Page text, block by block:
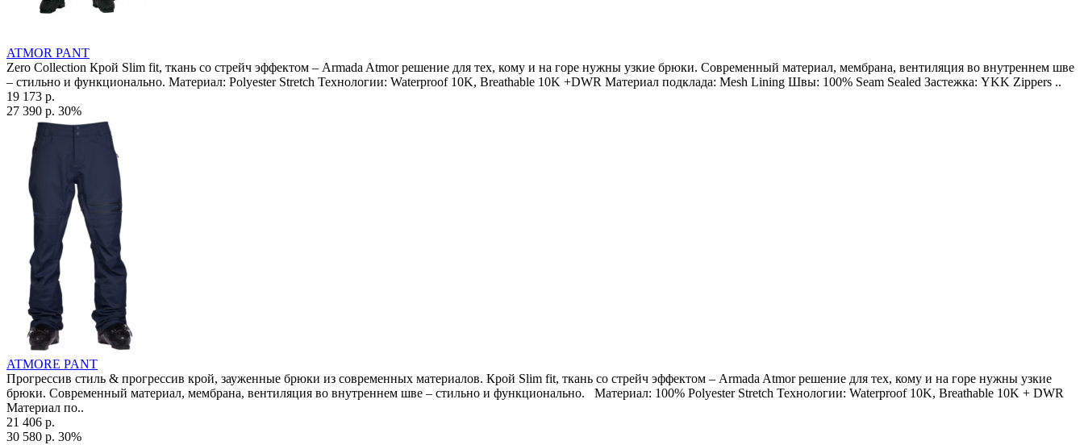
ATMOR PANT
Zero Collection Крой Slim fit, ткань со стрейч эффектом – Armada Atmor решение для тех, кому и на горе нужны узкие брюки. Современный материал, мембрана, вентиляция во внутреннем шве
– стильно и функционально. Материал: Polyester Stretch Технологии: Waterproof 10K, Breathable 10K +DWR Материал подклада: Mesh Lining Швы: 100% Seam Sealed Застежка: YKK Zippers ..
19 173 р.
27 390 р. 30%
ATMORE PANT
Прогрессив стиль & прогрессив крой, зауженные брюки из современных материалов. Крой Slim fit, ткань со стрейч эффектом – Armada Atmor решение для тех, кому и на горе нужны узкие
брюки. Современный материал, мембрана, вентиляция во внутреннем шве – стильно и функционально. Материал: 100% Polyester Stretch Технологии: Waterproof 10K, Breathable 10K + DWR
Материал по..
21 406 р.
30 580 р. 30%